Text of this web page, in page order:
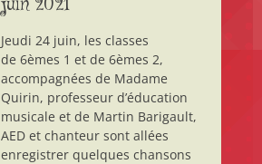
juin 2021
Jeudi 24 juin, les classes
de 6èmes 1 et de 6èmes 2,
accompagnées de Madame
Quirin, professeur d’éducation
musicale et de Martin Barigault,
AED et chanteur sont allées
enregistrer quelques chansons